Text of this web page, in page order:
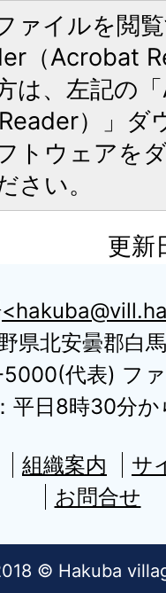
ァイルを閲
（Acrobat
は、左記の
）」ダ
トウェアを
さい。
更新
県北安曇郡白
代表) フ
平日8時30分か
組織案内
サ
お問合せ
© Hakuba